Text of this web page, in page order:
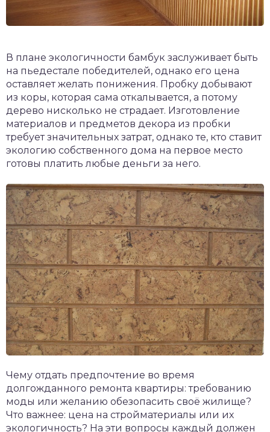
В плане экологичности бамбук заслуживает быть
на пьедестале победителей, однако его цена
оставляет желать понижения. Пробку добывают
из коры, которая сама откалывается, а потому
дерево нисколько не страдает. Изготовление
материалов и предметов декора из пробки
требует значительных затрат, однако те, кто ставит
экологию собственного дома на первое место
готовы платить любые деньги за него.
Чему отдать предпочтение во время
долгожданного ремонта квартиры: требованию
моды или желанию обезопасить своё жилище?
Что важнее: цена на стройматериалы или их
экологичность? На эти вопросы каждый должен